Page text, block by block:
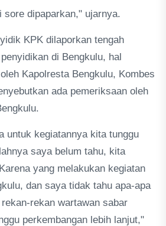
sore dipaparkan," ujarnya.
KPK dilaporkan tengah
di Bengkulu, hal
Kapolresta Bengkulu, Kombes
ada pemeriksaan oleh
untuk kegiatannya kita tunggu
saya belum tahu, kita
yang melakukan kegiatan
dan saya tidak tahu apa-apa
rekan wartawan sabar
perkembangan lebih lanjut,"